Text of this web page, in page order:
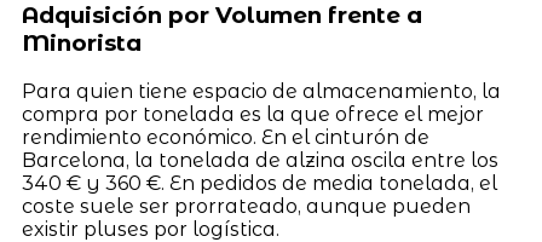
Adquisición por Volumen frente a
Minorista
Para quien tiene espacio de almacenamiento, la
compra por tonelada es la que ofrece el mejor
rendimiento económico. En el cinturón de
Barcelona, la tonelada de alzina oscila entre los
340 € y 360 €. En pedidos de media tonelada, el
coste suele ser prorrateado, aunque pueden
existir pluses por logística.